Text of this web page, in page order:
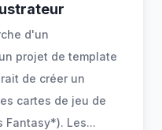
d'un
projet de template
de créer un
cartes de jeu de
Fantasy*). Les...